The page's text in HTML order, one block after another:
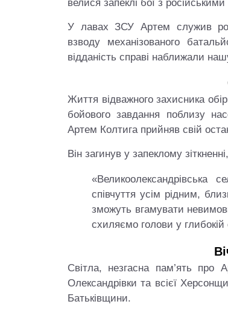
велися запеклі бої з
У лавах ЗСУ Артем служив
взводу механізованого
відданість справі наближали
Життя відважного захисника
бойового завдання поблизу
Артем Колтига прийняв свій
Він загинув у запеклому
«Великоолександрівська
співчуття усім рідним,
зможуть вгамувати
схиляємо голови у глибокій
Світла, незгасна пам’ять про
Олександрівки та всієї
Батьківщини.
Микола Чернявський.
Повернення із забуття